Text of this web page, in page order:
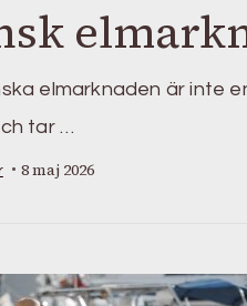
elmarknaden är inte
tar …
8 maj 2026